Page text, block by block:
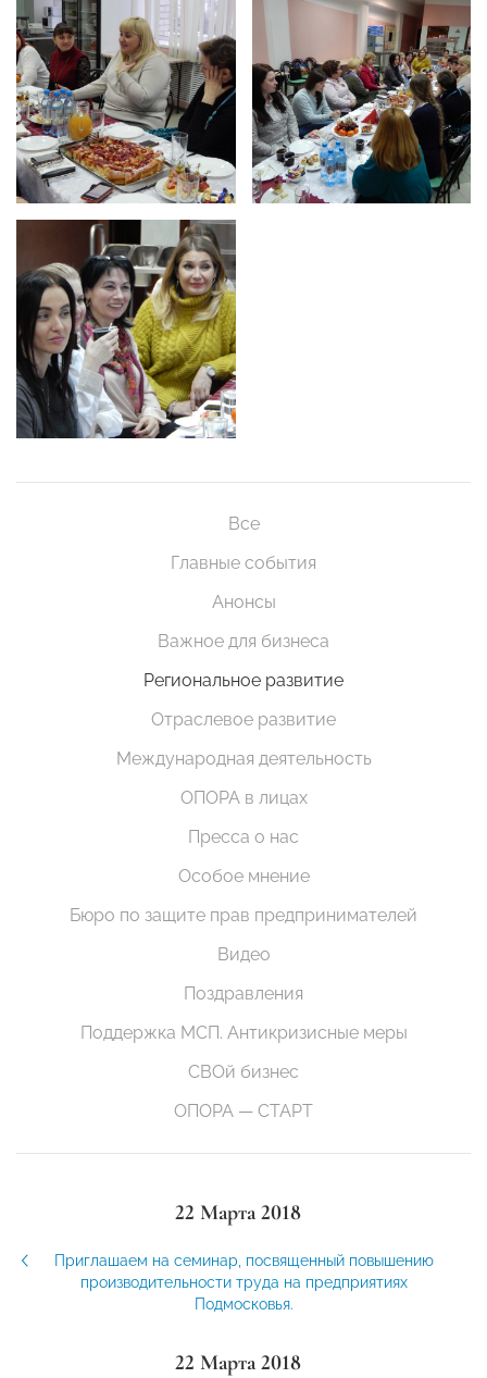
Все
Главные события
Анонсы
Важное для бизнеса
Региональное развитие
Отраслевое развитие
Международная деятельность
ОПОРА в лицах
Пресса о нас
Особое мнение
Бюро по защите прав предпринимателей
Видео
Поздравления
Поддержка МСП. Антикризисные меры
СВОй бизнес
ОПОРА — СТАРТ
22 Марта 2018
Приглашаем на семинар, посвященный повышению
производительности труда на предприятиях
Подмосковья.
22 Марта 2018